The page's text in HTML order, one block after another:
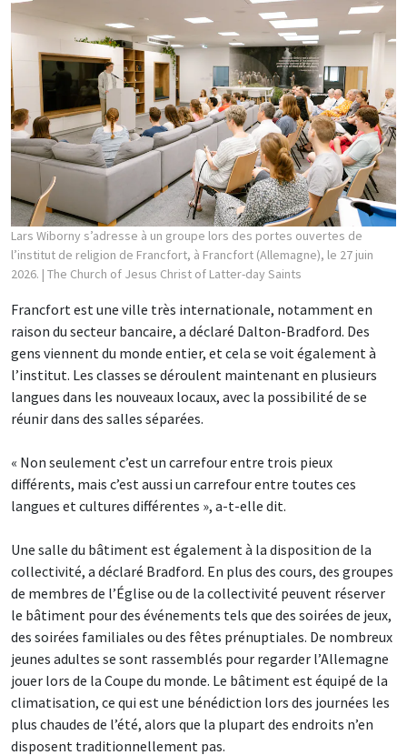
Lars Wiborny s’adresse à un groupe lors des portes ouvertes de
l’institut de religion de Francfort, à Francfort (Allemagne), le 27 juin
2026. | The Church of Jesus Christ of Latter-day Saints
Francfort est une ville très internationale, notamment en
raison du secteur bancaire, a déclaré Dalton-Bradford. Des
gens viennent du monde entier, et cela se voit également à
l’institut. Les classes se déroulent maintenant en plusieurs
langues dans les nouveaux locaux, avec la possibilité de se
réunir dans des salles séparées.
« Non seulement c’est un carrefour entre trois pieux
différents, mais c’est aussi un carrefour entre toutes ces
langues et cultures différentes », a-t-elle dit.
Une salle du bâtiment est également à la disposition de la
collectivité, a déclaré Bradford. En plus des cours, des groupes
de membres de l’Église ou de la collectivité peuvent réserver
le bâtiment pour des événements tels que des soirées de jeux,
des soirées familiales ou des fêtes prénuptiales. De nombreux
jeunes adultes se sont rassemblés pour regarder l’Allemagne
jouer lors de la Coupe du monde. Le bâtiment est équipé de la
climatisation, ce qui est une bénédiction lors des journées les
plus chaudes de l’été, alors que la plupart des endroits n’en
disposent traditionnellement pas.